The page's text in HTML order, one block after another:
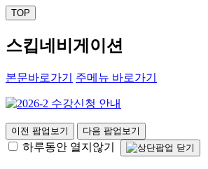
TOP
스킵네비게이션
본문바로가기 주메뉴 바로가기
이전 팝업보기 다음 팝업보기
하루동안 열지않기